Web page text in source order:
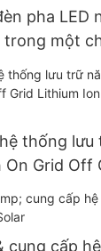
pha LED
một
điều khiển
thống
Grid Off
tần lai 3kw
cung cấp